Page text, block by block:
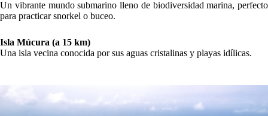
Un vibrante mundo submarino lleno de biodiversidad marina, perfecto
para practicar snorkel o buceo.
Isla Múcura (a 15 km)
Una isla vecina conocida por sus aguas cristalinas y playas idílicas.